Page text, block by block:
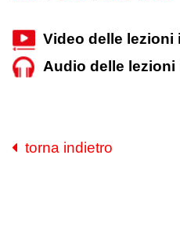
Video delle lezioni
Audio delle lezioni
torna indietro